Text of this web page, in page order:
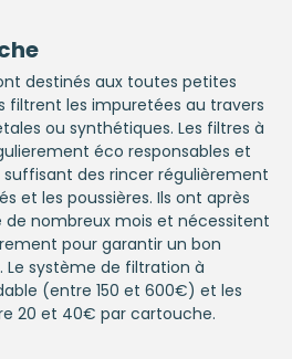
destinés aux toutes petites
filtrent les impuretées au travers
ou synthétiques. Les filtres à
éco responsables et
des rincer régulièrement
et les poussières. Ils ont après
nombreux mois et nécessitent
pour garantir un bon
système de filtration à
(entre 150 et 600€) et les
20 et 40€ par cartouche.